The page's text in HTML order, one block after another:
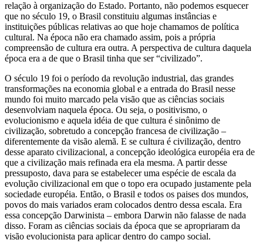
relação à organização do Estado. Portanto, não podemos esquecer
que no século 19, o Brasil constituiu algumas instâncias e
instituições públicas relativas ao que hoje chamamos de política
cultural. Na época não era chamado assim, pois a própria
compreensão de cultura era outra. A perspectiva de cultura daquela
época era a de que o Brasil tinha que ser “civilizado”.
O século 19 foi o período da revolução industrial, das grandes
transformações na economia global e a entrada do Brasil nesse
mundo foi muito marcado pela visão que as ciências sociais
desenvolviam naquela época. Ou seja, o positivismo, o
evolucionismo e aquela idéia de que cultura é sinônimo de
civilização, sobretudo a concepção francesa de civilização –
diferentemente da visão alemã. E se cultura é civilização, dentro
desse aparato civilizacional, a concepção ideológica européia era de
que a civilização mais refinada era ela mesma. A partir desse
pressuposto, dava para se estabelecer uma espécie de escala da
evolução civilizacional em que o topo era ocupado justamente pela
sociedade européia. Então, o Brasil e todos os paises dos mundos,
povos do mais variados eram colocados dentro dessa escala. Era
essa concepção Darwinista – embora Darwin não falasse de nada
disso. Foram as ciências sociais da época que se apropriaram da
visão evolucionista para aplicar dentro do campo social.